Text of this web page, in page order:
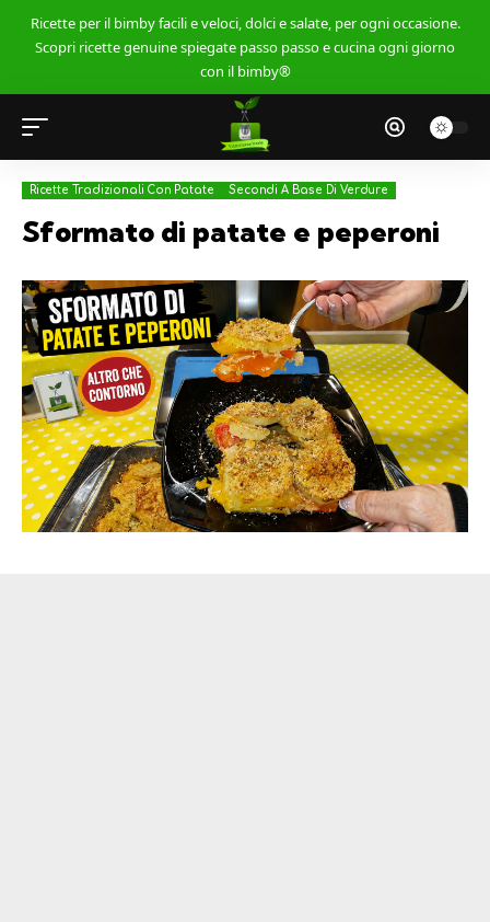
Ricette per il bimby facili e veloci, dolci e salate, per ogni occasione.
Scopri ricette genuine spiegate passo passo e cucina ogni giorno
con il bimby®
Ricette Tradizionali Con Patate Secondi A Base Di Verdure
Sformato di patate e peperoni